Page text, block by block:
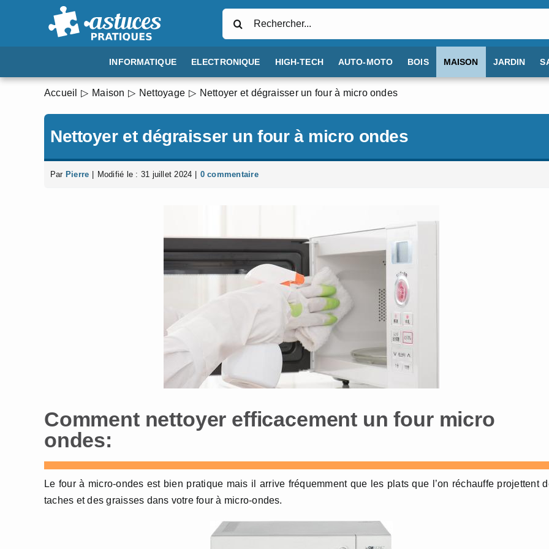
INFORMATIQUE ELECTRONIQUE HIGH-TECH AUTO-MOTO BOIS MAISON JARDIN
Accueil Maison Nettoyage Nettoyer et dégraisser un four à micro ondes
Nettoyer et dégraisser un four à micro ondes
Par Pierre Modifié le : 31 juillet 2024 0 commentaire
Comment nettoyer efficacement un four micro
ondes:
Le four à micro-ondes est bien pratique mais il arrive fréquemment que les plats que l’on réchauffe projettent
taches et des graisses dans votre four à micro-ondes.